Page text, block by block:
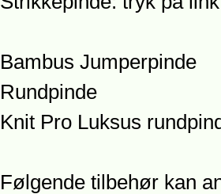
Bambus Jumperpinde
Rundpinde
Knit Pro Luksus
Følgende tilbehør kan